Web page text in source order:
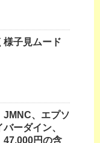
様子見ムード
JMNC、エプソ
ーダイン、
47,000円の含